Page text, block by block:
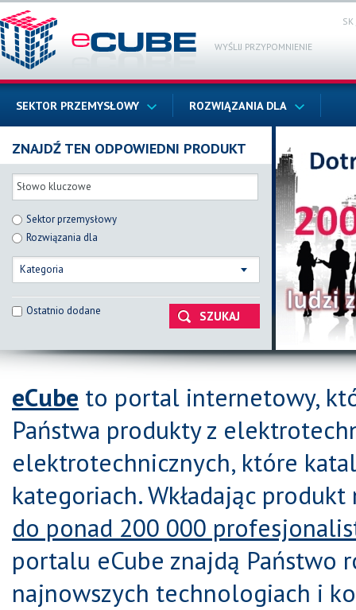
WYŚLIJ PRZYPOMNIENIE
SK
SEKTOR PRZEMYSŁOWY ROZWIĄZANIA DLA
ZNAJDŹ TEN ODPOWIEDNI PRODUKT
Sektor przemysłowy
Rozwiązania dla
Kategoria
Ostatnio dodane SZUKAJ
eCube to portal internetowy,
Państwa produkty z
elektrotechnicznych, które
kategoriach. Wkładając
do ponad 200 000
portalu eCube znajdą Państwo
najnowszych technologiach i